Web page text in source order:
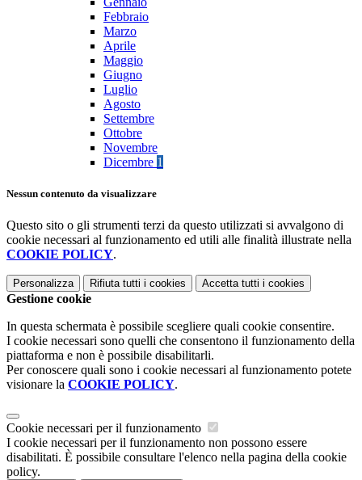
Febbraio
Marzo
Aprile
Maggio
Giugno
Luglio
Agosto
Settembre
Ottobre
Novembre
Dicembre 1
Nessun contenuto da visualizzare
Questo sito o gli strumenti terzi da questo utilizzati si avvalgono di
cookie necessari al funzionamento ed utili alle finalità illustrate nella
COOKIE POLICY.
Personalizza Rifiuta tutti i cookies Accetta tutti i cookies
Gestione cookie
In questa schermata è possibile scegliere quali cookie consentire.
I cookie necessari sono quelli che consentono il funzionamento della
piattaforma e non è possibile disabilitarli.
Per conoscere quali sono i cookie necessari al funzionamento potete
visionare la COOKIE POLICY.
Cookie necessari per il funzionamento
I cookie necessari per il funzionamento non possono essere
disabilitati. È possibile consultare l'elenco nella pagina della cookie
policy.